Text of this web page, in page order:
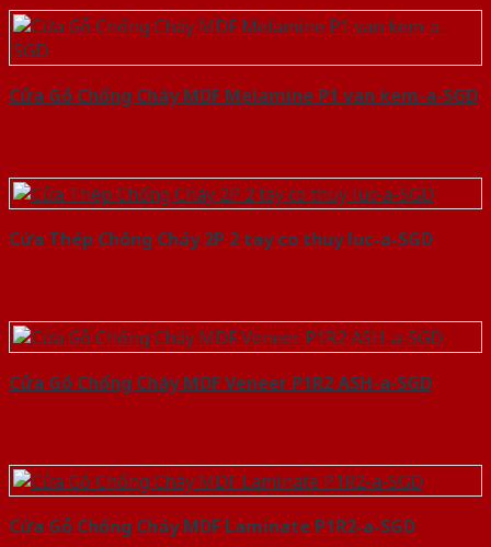
Cửa Gỗ Chống Cháy MDF Melamine P1 van kem-a-SGD
Cửa Thép Chống Cháy 2P 2 tay co thuy luc-a-SGD
Cửa Gỗ Chống Cháy MDF Veneer P1R2 ASH-a-SGD
Cửa Gỗ Chống Cháy MDF Laminate P1R2-a-SGD